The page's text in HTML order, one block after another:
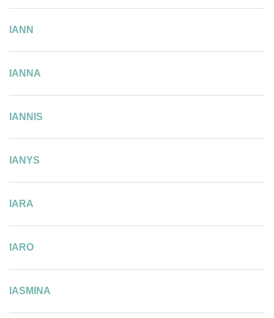
IANN
IANNA
IANNIS
IANYS
IARA
IARO
IASMINA